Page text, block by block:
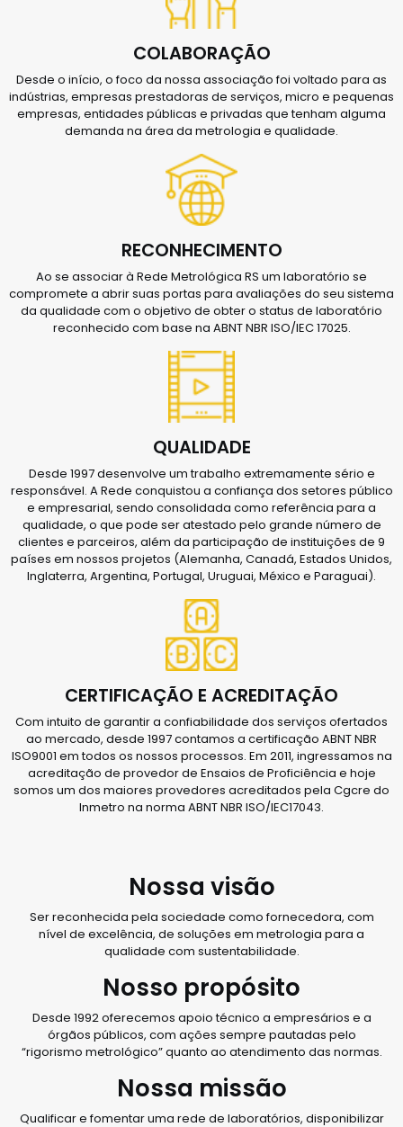
COLABORAÇÃO
Desde o início, o foco da nossa associação foi voltado para as
indústrias, empresas prestadoras de serviços, micro e pequenas
empresas, entidades públicas e privadas que tenham alguma
demanda na área da metrologia e qualidade.
RECONHECIMENTO
Ao se associar à Rede Metrológica RS um laboratório se
compromete a abrir suas portas para avaliações do seu sistema
da qualidade com o objetivo de obter o status de laboratório
reconhecido com base na ABNT NBR ISO/IEC 17025.
QUALIDADE
Desde 1997 desenvolve um trabalho extremamente sério e
responsável. A Rede conquistou a confiança dos setores público
e empresarial, sendo consolidada como referência para a
qualidade, o que pode ser atestado pelo grande número de
clientes e parceiros, além da participação de instituições de 9
países em nossos projetos (Alemanha, Canadá, Estados Unidos,
Inglaterra, Argentina, Portugal, Uruguai, México e Paraguai).
CERTIFICAÇÃO E ACREDITAÇÃO
Com intuito de garantir a confiabilidade dos serviços ofertados
ao mercado, desde 1997 contamos a certificação ABNT NBR
ISO9001 em todos os nossos processos. Em 2011, ingressamos na
acreditação de provedor de Ensaios de Proficiência e hoje
somos um dos maiores provedores acreditados pela Cgcre do
Inmetro na norma ABNT NBR ISO/IEC17043.
Nossa visão
Ser reconhecida pela sociedade como fornecedora, com
nível de excelência, de soluções em metrologia para a
qualidade com sustentabilidade.
Nosso propósito
Desde 1992 oferecemos apoio técnico a empresários e a
órgãos públicos, com ações sempre pautadas pelo
“rigorismo metrológico” quanto ao atendimento das normas.
Nossa missão
Qualificar e fomentar uma rede de laboratórios, disponibilizar